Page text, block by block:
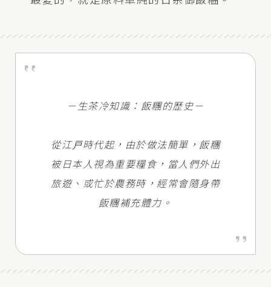
－生茶冷知識：飯糰的歷史－
從江戸時代起，由於做法簡單，飯糰
被日本人視為重要糧食，當人們外出
旅遊、或忙於農務時，經常會隨身帶
飯糰補充體力。